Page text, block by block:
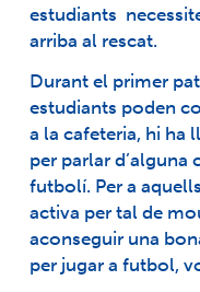
estudiants
arriba al rescat.
Durant el primer
estudiants poden
a la cafeteria, hi ha
per parlar
futbolí. Per a
activa per tal de
aconseguir una
per jugar a futbol,